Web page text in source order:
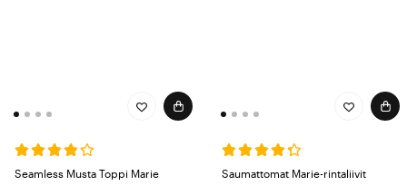
Seamless Musta Toppi Marie
Saumattomat Marie-rintaliivit